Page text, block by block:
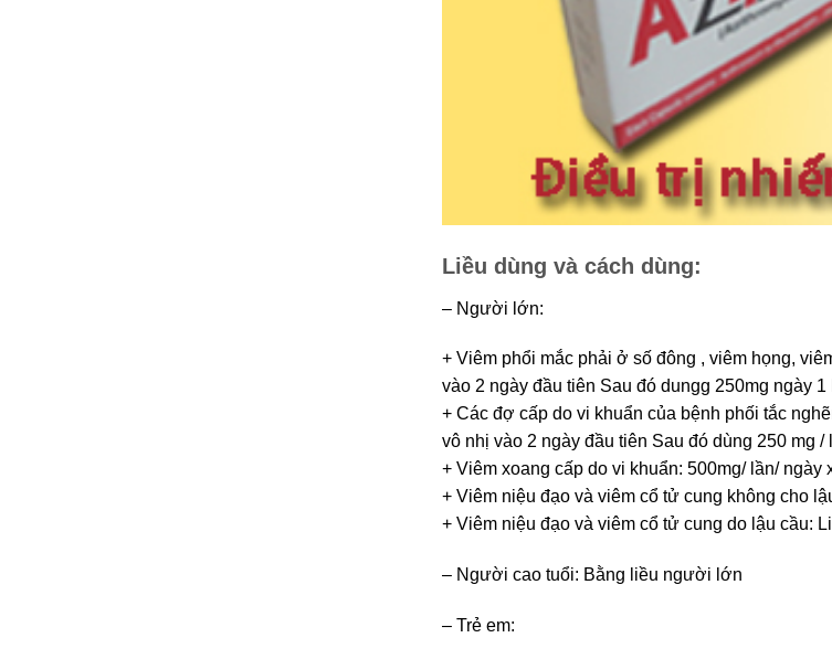
Liều dùng và cách dùng:
– Người lớn:
+ Viêm phổi mắc phải ở số đông , viêm họng,
vào 2 ngày đầu tiên Sau đó dungg 250mg ngày
+ Các đợ cấp do vi khuẩn của bệnh phối tắc
vô nhị vào 2 ngày đầu tiên Sau đó dùng 250 mg
+ Viêm xoang cấp do vi khuẩn: 500mg/ lần/ ngày
+ Viêm niệu đạo và viêm cổ tử cung không cho
+ Viêm niệu đạo và viêm cổ tử cung do lậu cầu:
– Người cao tuổi: Bằng liều người lớn
– Trẻ em: